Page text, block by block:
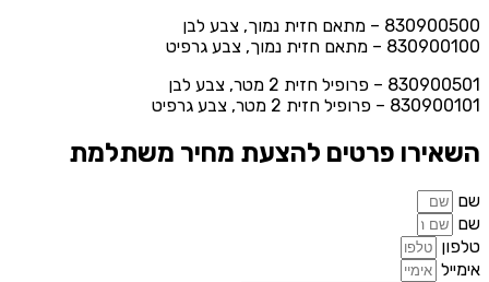
830900500 – מתאם חזית נמוך, צבע לבן
830900100 – מתאם חזית נמוך, צבע גרפיט
830900501 – פרופיל חזית 2 מטר, צבע לבן
830900101 – פרופיל חזית 2 מטר, צבע גרפיט
השאירו פרטים להצעת מחיר משתלמת
שם
שם
טלפון
אימייל